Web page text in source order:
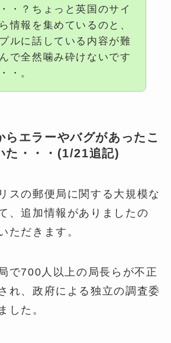
・？ちょっと英国のサイ
ら情報を集めているのと、
ルに話している内容が難
で全然噛み砕けないです
・。
らエラーやバグがあったこ
た・・・(1/21追記)
スの郵便局に関する大規模な
、追加情報がありましたの
ただきます。
で700人以上の局長らが不正
れ、政府による独立の調査委
した。